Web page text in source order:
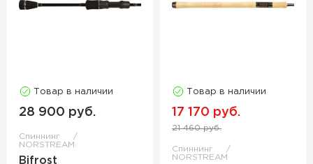
Товар в наличии
28 900 руб.
Спиннинг
NORSTREAM
Bifrost
Товар в наличии
17 170 руб.
21 460 руб.
Спиннинг
NORSTREAM